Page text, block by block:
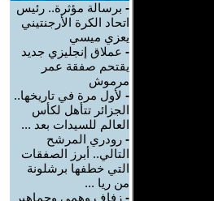
- برسالة مؤثرة.. رئيس
اتحاد الكرة الأرجنتيني
يعزي ميسي
- عملاق إنجليزي جديد
يقتحم صفقة عمر
مرموش
- لأول مرة في تاريخها..
الجزائر تتأهل لكأس
العالم للسيدات بعد ...
- رودري المرشح
التالي.. أبرز الصفقات
التي خطفها برشلونة
من ريا ...
- زفاف وهمي وجماهير